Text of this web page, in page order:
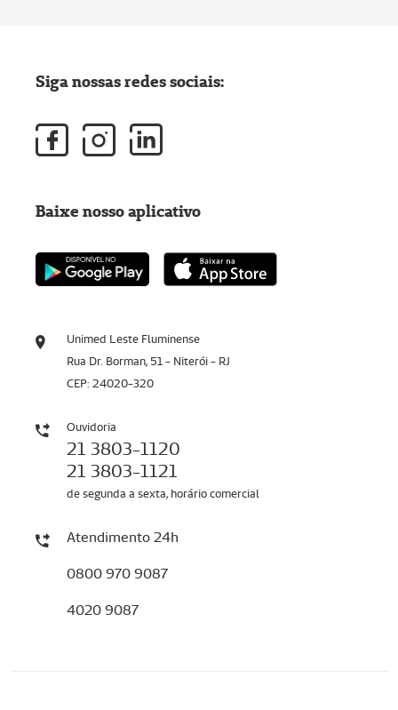
Unimed Leste Fluminense
Rua Dr. Borman, 51 - Niterói - RJ
CEP: 24020-320
Ouvidoria
21 3803-1120
21 3803-1121
de segunda a sexta, horário comercial
Atendimento 24h
0800 970 9087
4020 9087
Siga nossas redes sociais:
Baixe nosso aplicativo